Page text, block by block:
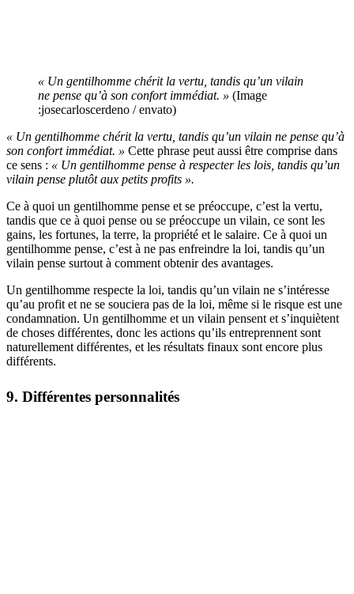
« Un gentilhomme chérit la vertu, tandis qu’un vilain
ne pense qu’à son confort immédiat. » (Image
:josecarloscerdeno / envato)
« Un gentilhomme chérit la vertu, tandis qu’un vilain ne pense qu’à
son confort immédiat. » Cette phrase peut aussi être comprise dans
ce sens : « Un gentilhomme pense à respecter les lois, tandis qu’un
vilain pense plutôt aux petits profits ».
Ce à quoi un gentilhomme pense et se préoccupe, c’est la vertu,
tandis que ce à quoi pense ou se préoccupe un vilain, ce sont les
gains, les fortunes, la terre, la propriété et le salaire. Ce à quoi un
gentilhomme pense, c’est à ne pas enfreindre la loi, tandis qu’un
vilain pense surtout à comment obtenir des avantages.
Un gentilhomme respecte la loi, tandis qu’un vilain ne s’intéresse
qu’au profit et ne se souciera pas de la loi, même si le risque est une
condamnation. Un gentilhomme et un vilain pensent et s’inquiètent
de choses différentes, donc les actions qu’ils entreprennent sont
naturellement différentes, et les résultats finaux sont encore plus
différents.
9. Différentes personnalités